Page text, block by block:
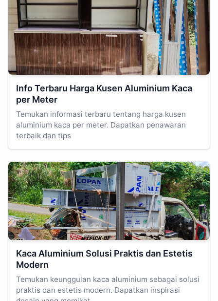
Info Terbaru Harga Kusen Aluminium Kaca
per Meter
Temukan informasi terbaru tentang harga kusen
aluminium kaca per meter. Dapatkan penawaran
terbaik dan tips
Kaca Aluminium Solusi Praktis dan Estetis
Modern
Temukan keunggulan kaca aluminium sebagai solusi
praktis dan estetis modern. Dapatkan inspirasi